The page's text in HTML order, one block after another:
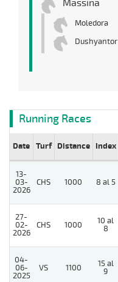
Massina
Moledora
Dushyantor
Running Races
Date Turf Distance Index
13-
03-
2026
CHS 1000 8 al 5
27-
02-
2026
CHS 1000
10 al
8
04-
06-
2025
VS 1100
15 al
9